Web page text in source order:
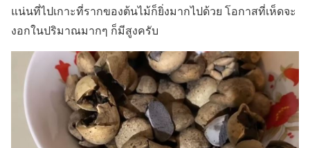
แน่นที่ไปเกาะที่รากของต้นไม้ก็ยิ่งมากไปด้วย โอกาสที่เห็ดจะ
งอกในปริมาณมากๆ ก็มีสูงครับ